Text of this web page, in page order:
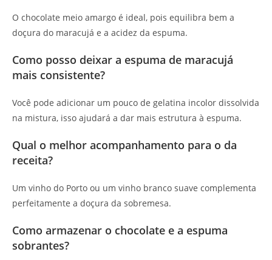
O chocolate meio amargo é ideal, pois equilibra bem a
doçura do maracujá e a acidez da espuma.
Como posso deixar a espuma de maracujá
mais consistente?
Você pode adicionar um pouco de gelatina incolor dissolvida
na mistura, isso ajudará a dar mais estrutura à espuma.
Qual o melhor acompanhamento para o da
receita?
Um vinho do Porto ou um vinho branco suave complementa
perfeitamente a doçura da sobremesa.
Como armazenar o chocolate e a espuma
sobrantes?